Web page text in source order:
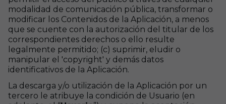
modalidad de comunicación pública, transformar o
modificar los Contenidos de la Aplicación, a menos
que se cuente con la autorización del titular de los
correspondientes derechos o ello resulte
legalmente permitido; (c) suprimir, eludir o
manipular el 'copyright' y demás datos
identificativos de la Aplicación.
La descarga y/o utilización de la Aplicación por un
tercero le atribuye la condición de Usuario (en